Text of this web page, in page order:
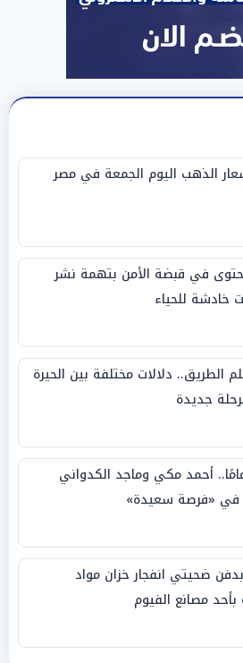
الذهب اليوم الجمعة في مصر
في قبضة الأمن بتهمة نشر
خادشة للحياء
الطريق.. دلالات مختلفة بين الحيرة
جديدة
13 عامًا.. أحمد مكي وماجد الكدواني
في «فرصة سعيدة»
ضحيتي انفجار خزان مواد
بأحد مصانع الفيوم